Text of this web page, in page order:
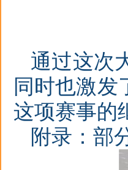
通过这次
同时也激发
这项赛事的
附录：部